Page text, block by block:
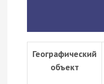
Географический
объект